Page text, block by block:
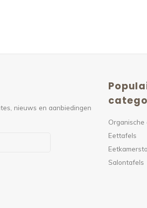
nieuws en aanbiedingen
Eettafels
Salontafels